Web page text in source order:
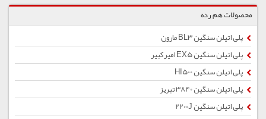
محصولات هم رده
پلی اتیلن سنگین BL3 مارون
پلی اتیلن سنگین EX5 امیركبیر
پلی اتیلن سنگین HI500
پلی اتیلن سنگین 3840 تبریز
پلی اتیلن سنگین 2200J